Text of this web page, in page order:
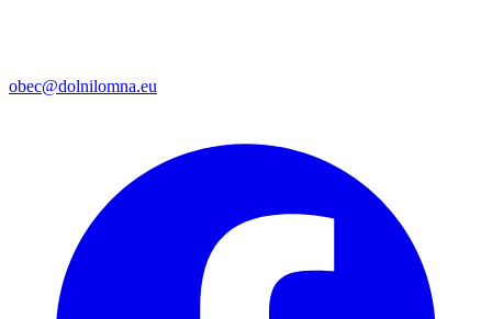
obec@dolnilomna.eu